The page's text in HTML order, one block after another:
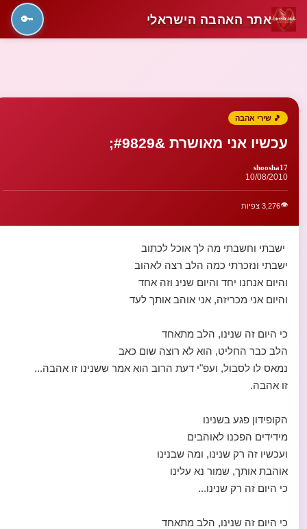
אתר האהבה הישראלי 🔑
🎵 שירי אהבה
עכשיו אני מאושרת &#9829;
shoosha17
10/08/2010
👁️3,276 צפיות
ישבתי וחשבתי מה לך אוכל לכתוב
ישבתי ונזכרתי כמה הלב רצה לאהוב
והיום אנחנו יחד והיום שנינ וזה אחד
והיום אני מכריזה, אני אוהב אותך לעד
כי היום זה שנינו, הלב מתאחד
הלב כבר החליט, הוא לא רוצה שום כאב
נמאס לו לסבול, ועפ"י דעת הרוב הוא אמר ששנינו זו אהבה...
זו אהבה.
הקופידון פגע בשנינו
מידידים הפכנו לאוהבים
ועכשיו זה רק שנינו, ומה שבנינו
אוהבת אותך, שמור נא עלינו
כי היום זה רק שנינו...
כי היום זה שנינו, הלב מתאחד